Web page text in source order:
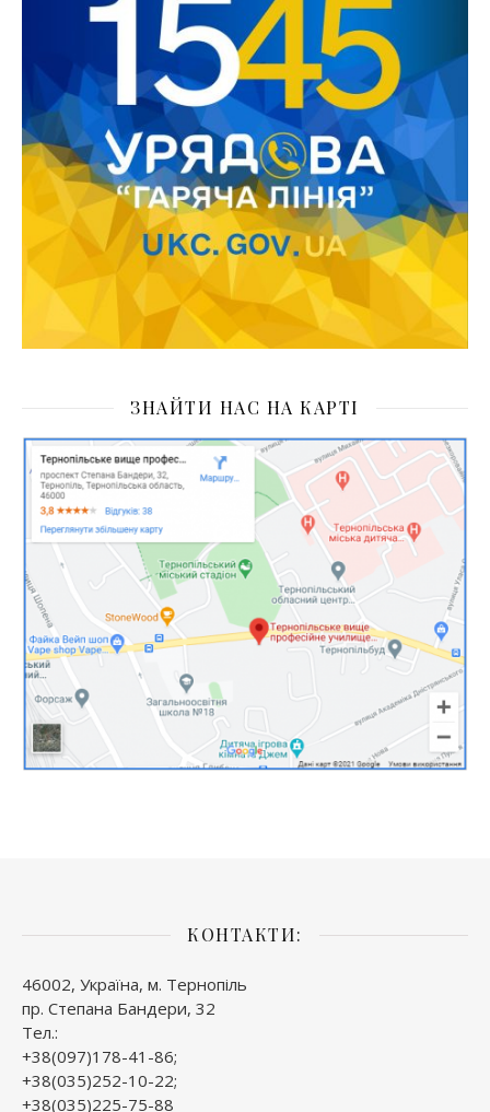
ЗНАЙТИ НАС НА КАРТІ
КОНТАКТИ:
46002, Україна, м. Тернопіль
пр. Степана Бандери, 32
Тел.:
+38(097)178-41-86;
+38(035)252-10-22;
+38(035)225-75-88